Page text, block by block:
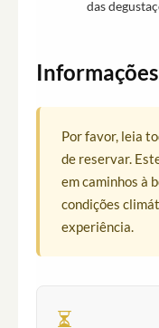
das
Por favor, leia
de reservar.
em caminhos à
condições
experiência.